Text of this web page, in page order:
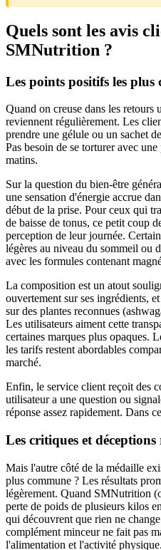
Quels sont les avis
SMNutrition ?
Les points positifs les plus
Quand on creuse dans les retours
reviennent régulièrement. Les
prendre une gélule ou un sachet
Pas besoin de se torturer avec
matins.
Sur la question du bien-être
une sensation d'énergie accrue
début de la prise. Pour ceux qui
de baisse de tonus, ce petit coup
perception de leur journée.
légères au niveau du sommeil ou
avec les formules contenant
La composition est un atout
ouvertement sur ses ingrédients,
sur des plantes reconnues
Les utilisateurs aiment cette
certaines marques plus opaques.
les tarifs restent abordables
marché.
Enfin, le service client reçoit des
utilisateur a une question ou
réponse assez rapidement. Dans
Les critiques et déceptions
Mais l'autre côté de la médaille
plus commune ? Les résultats
légèrement. Quand SMNutrition
perte de poids de plusieurs kilos
qui découvrent que rien ne
complément minceur ne fait pas
l'alimentation et l'activité